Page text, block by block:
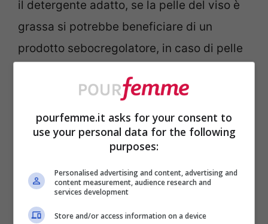
il detergente adatto, se la pelle del viso è
grassa si potrebbe beneficiare di un
prodotto sebocregolatore, in caso di pelle
formule più delicate e nutrienti.
che in molte fanno è non detergere bene e
quotidianamente la pelle grassa, ma
anche lei ha bisogno di idratazione.
Sarebbe preferibile usare sieri e
trattamenti specifici serve per affrontare
pourfemme.it asks for your consent to
use your personal data for the following
purposes:
Personalised advertising and content, advertising and
content measurement, audience research and
services development
Store and/or access information on a device